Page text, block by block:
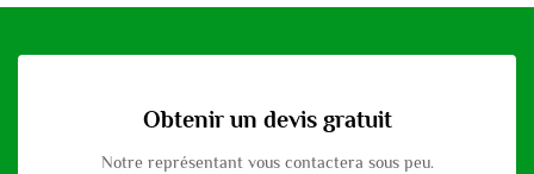
Obtenir un devis gratuit
Notre représentant vous contactera sous peu.